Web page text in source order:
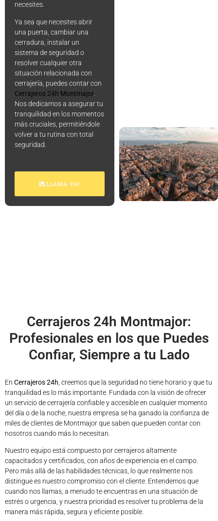
necesites.
Ya sea que necesites abrir
una puerta, cambiar una
cerradura, instalar un
sistema de seguridad o
resolver cualquier otra
situación relacionada con
cerrajería, puedes contar con
Cerrajeros 24h Montmajor
Nos dedicamos a asegurar tu
tranquilidad en los momentos
más cruciales, permitiéndole
volver a tu rutina con total
seguridad.
¡LLAMA YA!
Cerrajeros 24h Montmajor:
Profesionales en los que Puedes
Confiar, Siempre a tu Lado
En Cerrajeros 24h , creemos que la seguridad no tiene horario y que tu
tranquilidad es lo más importante. Fundada con la visión de ofrecer
un servicio de cerrajería confiable y accesible en cualquier momento
del día o de la noche, nuestra empresa se ha ganado la confianza de
miles de clientes de Montmajor que saben que pueden contar con
nosotros cuando más lo necesitan.
Nuestro equipo está compuesto por cerrajeros altamente
capacitados y certificados, con años de experiencia en el campo.
Pero más allá de las habilidades técnicas, lo que realmente nos
distingue es nuestro compromiso con el cliente. Entendemos que
cuando nos llamas, a menudo te encuentras en una situación de
estrés o urgencia, y nuestra prioridad es resolver tu problema de la
manera más rápida, segura y eficiente posible.